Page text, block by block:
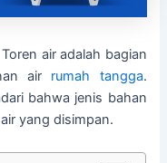
air adalah bagian
air rumah tangga.
bahwa jenis bahan
yang disimpan.